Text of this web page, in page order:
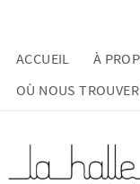
contenu
ACCUEIL À
OÙ NOUS TROUVER